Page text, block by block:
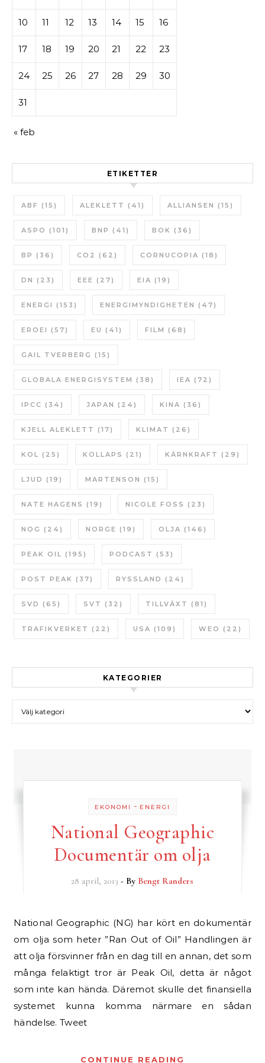
10 11 12 13 14 15 16
17 18 19 20 21 22 23
24 25 26 27 28 29 30
31
« feb
ETIKETTER
ABF (15) ALEKLETT (41) ALLIANSEN (15)
ASPO (101) BNP (41) BOK (36)
BP (36) CO2 (62) CORNUCOPIA (18)
DN (23) EEE (27) EIA (19)
ENERGI (153) ENERGIMYNDIGHETEN (47)
EROEI (57) EU (41) FILM (68)
GAIL TVERBERG (15)
GLOBALA ENERGISYSTEM (38) IEA (72)
IPCC (34) JAPAN (24) KINA (36)
KJELL ALEKLETT (17) KLIMAT (26)
KOL (25) KOLLAPS (21) KÄRNKRAFT (29)
LJUD (19) MARTENSON (15)
NATE HAGENS (19) NICOLE FOSS (23)
NOG (24) NORGE (19) OLJA (146)
PEAK OIL (195) PODCAST (53)
POST PEAK (37) RYSSLAND (24)
SVD (65) SVT (32) TILLVÄXT (81)
TRAFIKVERKET (22) USA (109) WEO (22)
KATEGORIER
EKONOMI - ENERGI
National Geographic
Documentär om olja
28 april, 2013 - By Bengt Randers
National Geographic (NG) har kört en dokumentär
om olja som heter ”Ran Out of Oil” Handlingen är
att olja försvinner från en dag till en annan, det som
många felaktigt tror är Peak Oil, detta är något
som inte kan hända. Däremot skulle det finansiella
systemet kunna komma närmare en sådan
händelse. Tweet
CONTINUE READING